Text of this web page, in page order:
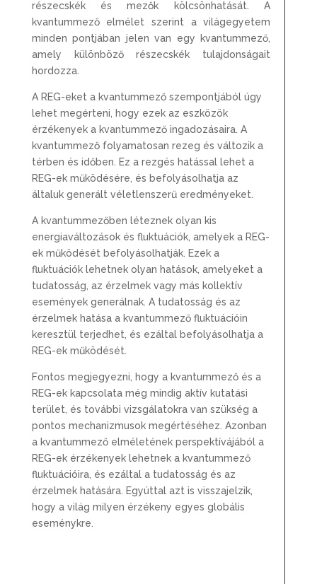
részecskék és mezők kölcsönhatását. A
kvantummező elmélet szerint a világegyetem
minden pontjában jelen van egy kvantummező,
amely különböző részecskék tulajdonságait
hordozza.
A REG-eket a kvantummező szempontjából úgy
lehet megérteni, hogy ezek az eszközök
érzékenyek a kvantummező ingadozásaira. A
kvantummező folyamatosan rezeg és változik a
térben és időben. Ez a rezgés hatással lehet a
REG-ek működésére, és befolyásolhatja az
általuk generált véletlenszerű eredményeket.
A kvantummezőben léteznek olyan kis
energiaváltozások és fluktuációk, amelyek a REG-
ek működését befolyásolhatják. Ezek a
fluktuációk lehetnek olyan hatások, amelyeket a
tudatosság, az érzelmek vagy más kollektív
események generálnak. A tudatosság és az
érzelmek hatása a kvantummező fluktuációin
keresztül terjedhet, és ezáltal befolyásolhatja a
REG-ek működését.
Fontos megjegyezni, hogy a kvantummező és a
REG-ek kapcsolata még mindig aktív kutatási
terület, és további vizsgálatokra van szükség a
pontos mechanizmusok megértéséhez. Azonban
a kvantummező elméletének perspektívájából a
REG-ek érzékenyek lehetnek a kvantummező
fluktuációira, és ezáltal a tudatosság és az
érzelmek hatására. Egyúttal azt is visszajelzik,
hogy a világ milyen érzékeny egyes globális
eseménykre.